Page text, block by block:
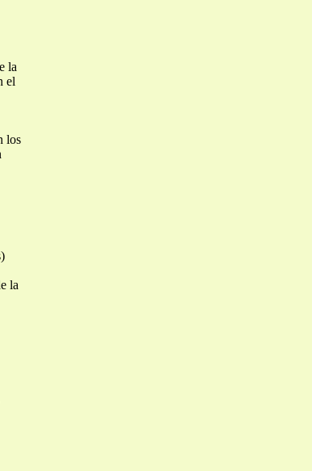
la
el
los
la